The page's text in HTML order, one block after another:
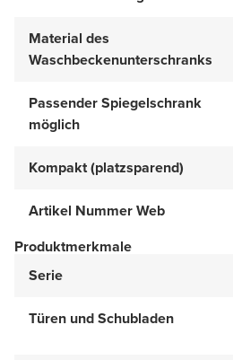
Material des
Waschbeckenunterschranks
Passender Spiegelschrank
möglich
Kompakt (platzsparend)
Artikel Nummer Web
Produktmerkmale
Serie
Türen und Schubladen